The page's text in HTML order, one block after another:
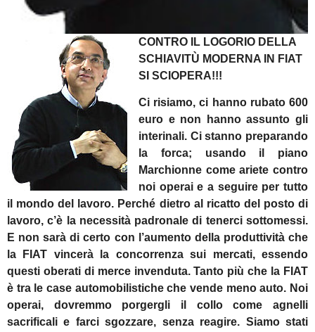
CONTRO IL LOGORIO DELLA
SCHIAVITÙ MODERNA
IN FIAT
SI SCIOPERA!!!
Ci risiamo, ci hanno rubato 600
euro e non hanno assunto gli
interinali. Ci stanno preparando
la forca; usando il piano
Marchionne come ariete contro
noi operai e a seguire per tutto
il mondo del lavoro. Perché dietro al ricatto del posto di
lavoro, c’è la necessità padronale di tenerci sottomessi.
E non sarà di certo con l’aumento della produttività che
la FIAT vincerà la concorrenza sui mercati, essendo
questi oberati di merce invenduta. Tanto più che la FIAT
è tra le case automobilistiche che vende meno auto. Noi
operai, dovremmo porgergli il collo come agnelli
sacrificali e farci sgozzare, senza reagire. Siamo stati